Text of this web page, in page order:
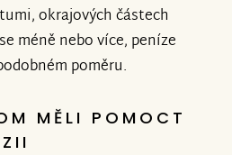
okrajových částech
méně nebo více, peníze
poměru.
MĚLI POMOCT